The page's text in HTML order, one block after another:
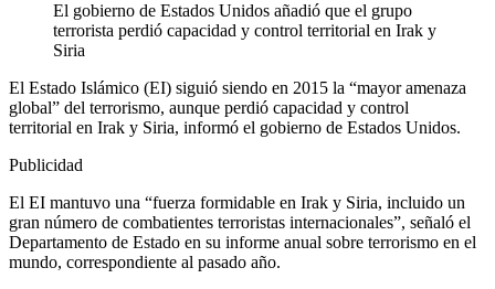
El gobierno de Estados Unidos añadió que el grupo
terrorista perdió capacidad y control territorial en Irak y
Siria
El Estado Islámico (EI) siguió siendo en 2015 la “mayor amenaza
global” del terrorismo, aunque perdió capacidad y control
territorial en Irak y Siria, informó el gobierno de Estados Unidos.
Publicidad
El EI mantuvo una “fuerza formidable en Irak y Siria, incluido un
gran número de combatientes terroristas internacionales”, señaló el
Departamento de Estado en su informe anual sobre terrorismo en el
mundo, correspondiente al pasado año.